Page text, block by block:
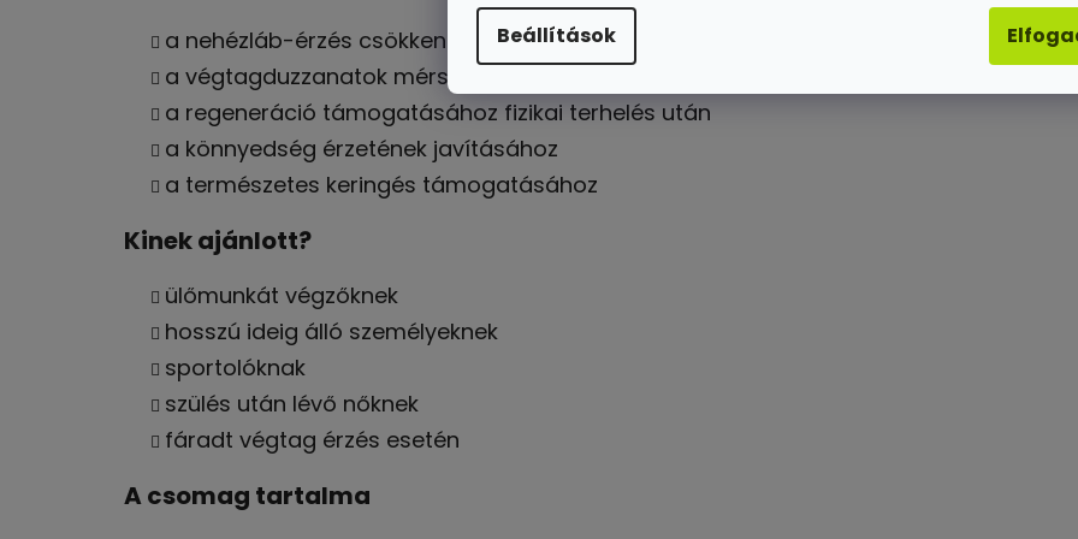
Beállítások
a nehézláb-érzés csökkentéséhez
a végtagduzzanatok mérsékléséhez
a regeneráció támogatásához fizikai terhelés után
a könnyedség érzetének javításához
a természetes keringés támogatásához
Kinek ajánlott?
ülőmunkát végzőknek
hosszú ideig álló személyeknek
sportolóknak
szülés után lévő nőknek
fáradt végtag érzés esetén
A csomag tartalma